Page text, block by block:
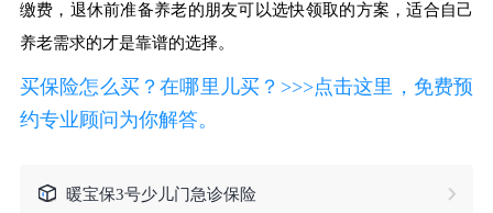
缴费，退休前准备养老的朋友可以选快领取的方案，适合自己
养老需求的才是靠谱的选择。
买保险怎么买？在哪里儿买？>>>点击这里，免费预
约专业顾问为你解答。
暖宝保3号少儿门急诊保险